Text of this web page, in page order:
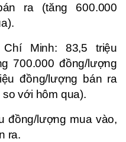
ra (tăng 600.000
Minh: 83,5 triệu
700.000 đồng/lượng
đồng/lượng bán ra
với hôm qua).
đồng/lượng mua vào,
ra.